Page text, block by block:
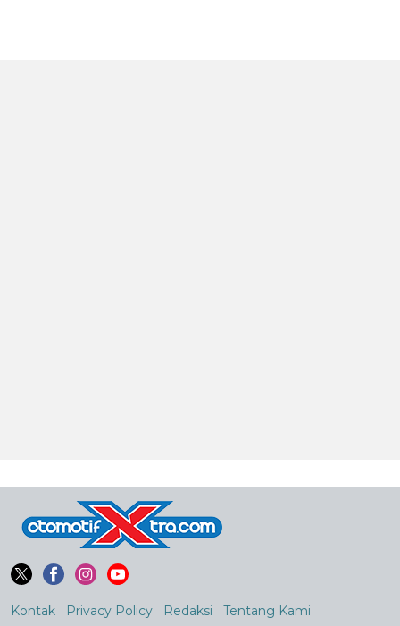
Kontak Privacy Policy Redaksi
Tentang Kami